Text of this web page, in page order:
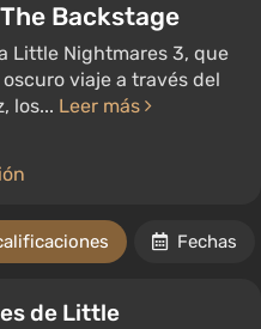
Backstage
Little Nightmares 3, que
viaje a través del
los... Leer más
Fechas
de Little